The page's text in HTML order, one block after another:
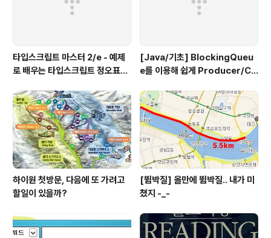
타입스크립트 마스터 2/e - 예제
로 배우는 타입스크립트 정오표
[Java/기초] BlockingQueu
e를 이용해 쉽게 Producer/Co
하이원 첫방문, 다음에 또 가려고
할일이 있을까?
[뜀박질] 올만에 뜀박질.. 내가 미
쳤지 -_-